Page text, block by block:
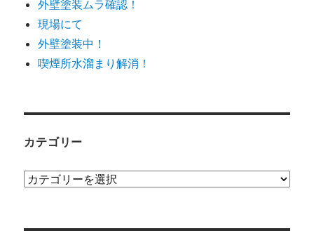
外壁塗装ムラ確認！
現場にて
外壁塗装中！
喫煙所水溜まり解消！
カテゴリー
カ